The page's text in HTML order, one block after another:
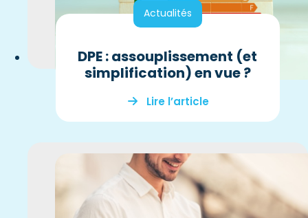
Actualités
DPE : assouplissement (et
simplification) en vue ?
Lire l’article